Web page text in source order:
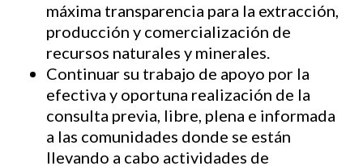
máxima transparencia para la extracción,
producción y comercialización de
recursos naturales y minerales.
Continuar su trabajo de apoyo por la
efectiva y oportuna realización de la
consulta previa, libre, plena e informada
a las comunidades donde se están
llevando a cabo actividades de